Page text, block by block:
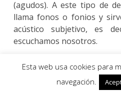
(agudos). A este tipo de
llama fonos o fonios y
acústico subjetivo, es
escuchamos nosotros.
4.- Conclusión
Esta web usa cookies para
navegación.